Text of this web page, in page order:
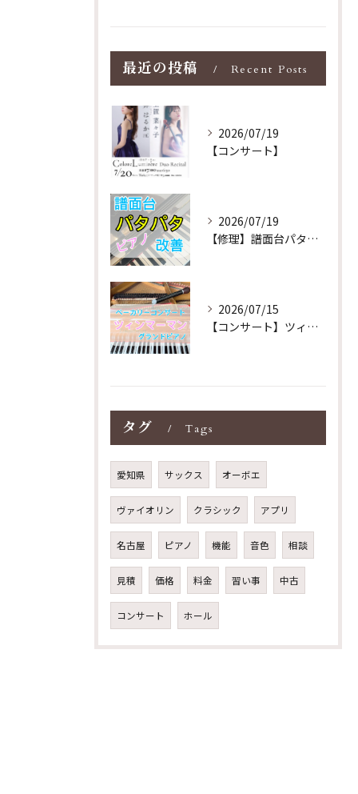
最近の投稿 Recent Posts
2026/07/19
【コンサート】
2026/07/19
【修理】譜面台パタパタを改善！ストレス解消！
2026/07/15
【コンサート】ツィンマーマンのグランドピアノ♪木目猫足グラン...
タグ Tags
愛知県 サックス オーボエ
ヴァイオリン クラシック アプリ
名古屋 ピアノ 機能 音色 相談
見積 価格 料金 習い事 中古
コンサート ホール